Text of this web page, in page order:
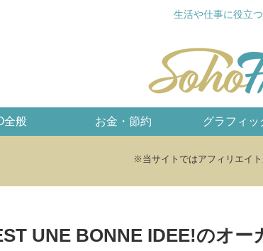
生活や仕事に役立
全般 お金・節約 グラフィッ
※当サイトではアフィリエイト
UNE BONNE IDEE!のオ